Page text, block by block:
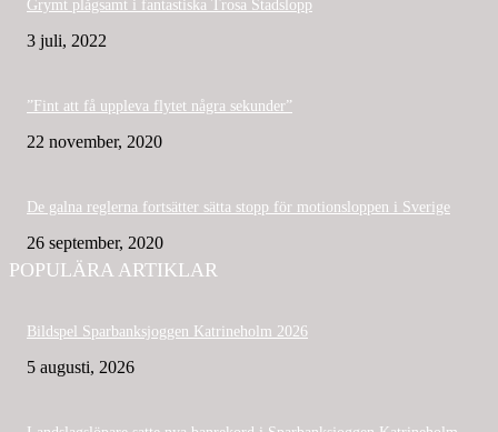
Grymt plågsamt i fantastiska Trosa Stadslopp
3 juli, 2022
”Fint att få uppleva flytet några sekunder”
22 november, 2020
De galna reglerna fortsätter sätta stopp för motionsloppen i Sverige
26 september, 2020
POPULÄRA ARTIKLAR
Bildspel Sparbanksjoggen Katrineholm 2026
5 augusti, 2026